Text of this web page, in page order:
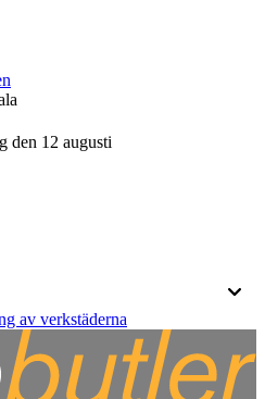
den 12 augusti
av verkstäderna